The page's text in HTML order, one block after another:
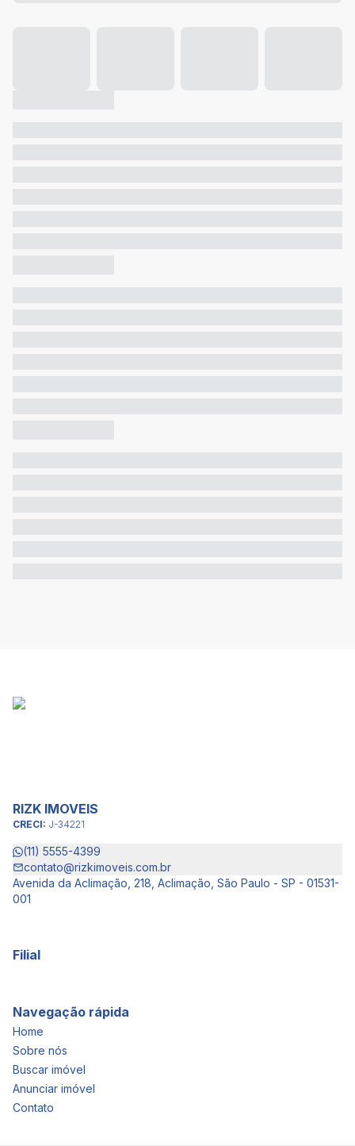
RIZK IMOVEIS
CRECI: J-34221
(11) 5555-4399
contato@rizkimoveis.com.br
Avenida da Aclimação, 218, Aclimação, São Paulo - SP - 01531-
001
Filial
Navegação rápida
Home
Sobre nós
Buscar imóvel
Anunciar imóvel
Contato